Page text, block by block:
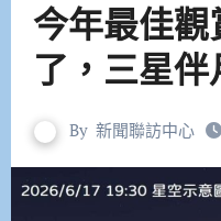
今年最佳
了，三星
By 新聞聯訪中心